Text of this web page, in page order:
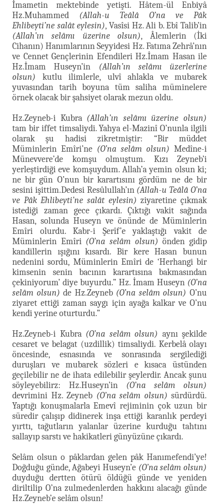
İmametin mektebinde yetişti. Hâtem-ül Enbiyâ
Hz.Muhammed (Allah-u Teâlâ O’na ve Pâk
Ehlibeyti’ne salât eylesin), Vasîsi Hz. Ali b. Ebî Talib’in
(Allah’ın selâmı üzerine olsun), Âlemlerin (İki
Cihanın) Hanımlarının Seyyidesi Hz. Fatıma Zehrâ’nın
ve Cennet Gençlerinin Efendileri Hz.İmam Hasan ile
Hz.İmam Huseyn’in (Allah’ın selâmı üzerlerine
olsun) kutlu ilimlerle, ulvî ahlakla ve mubarek
yuvasından tarih boyuna tüm saliha müminelere
örnek olacak bir şahsiyet olarak mezun oldu.
Hz.Zeyneb-i Kubra (Allah’ın selâmı üzerine olsun)
tam bir iffet timsaliydi. Yahya el-Mazinî O’nunla ilgili
olarak şu hadisi zikretmiştir: “Bir müddet
Müminlerin Emîri’ne (O’na selâm olsun) Medîne-i
Münevvere’de komşu olmuştum. Kızı Zeyneb’i
yerleştirdiği eve komşuydum. Allah’a yemin olsun ki;
ne bir gün O’nun bir karartısını gördüm ne de bir
sesini işittim.Dedesi Resûlullah’ın (Allah-u Teâlâ O’na
ve Pâk Ehlibeyti’ne salât eylesin) ziyaretine çıkmak
istediği zaman gece çıkardı. Çıktığı vakit sağında
Hasan, solunda Huseyn ve önünde de Müminlerin
Emîri olurdu. Kabr-i Şerîf’e yaklaştığı vakit de
Müminlerin Emîri (O’na selâm olsun) önden gidip
kandillerin ışığını kısardı. Bir kere Hasan bunun
nedenini sordu, Müminlerin Emîri de ‘Herhangi bir
kimsenin senin bacının karartısına bakmasından
çekiniyorum’ diye buyurdu.” Hz. İmam Huseyn (O’na
selâm olsun) de Hz.Zeyneb (O’na selâm olsun) O’nu
ziyaret ettiği zaman saygı için ayağa kalkar ve O’nu
kendi yerine oturturdu.”
Hz.Zeyneb-i Kubra (O’na selâm olsun) aynı şekilde
cesaret ve belagat (uzdillik) timsaliydi. Kerbelâ olayı
öncesinde, esnasında ve sonrasında sergilediği
duruşları ve mubarek sözleri e kısaca üstünden
geçilebilir ne de ihata edilebilir şeylerdir. Ancak şunu
söyleyebilirz: Hz.Huseyn’in (O’na selâm olsun)
devrimini Hz. Zeyneb (O’na selâm olsun) sürdürdü.
Yaptığı konuşmalarla Emevî rejiminin çok uzun bir
süredir çalışıp didinerek inşa ettiği karanlık perdeyi
yırttı, tağutların yalanlar üzerine kurduğu tahtını
sallayıp sarstı ve hakikatleri günyüzüne çıkardı.
Selâm olsun o pâklardan gelen pâk Hanımefendi’ye!
Doğduğu günde, Ağabeyi Huseyn’e (O’na selâm olsun)
duyduğu dertten ötürü öldüğü günde ve yeniden
diriltilip O’na zulmedenlerden hakkını alacağı günde
Hz.Zeyneb’e selâm olsun!